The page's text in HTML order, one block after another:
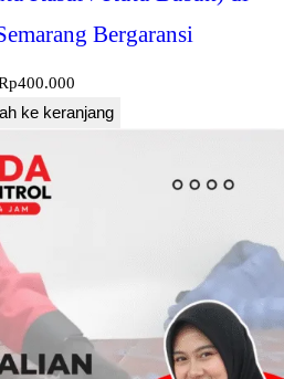
Bergaransi
400.000
ke keranjang